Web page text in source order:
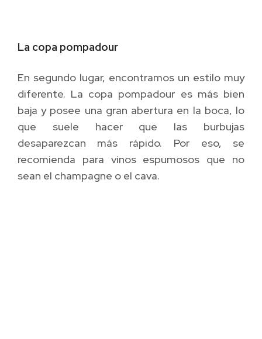
La copa pompadour
En segundo lugar, encontramos un estilo muy
diferente. La copa pompadour es más bien
baja y posee una gran abertura en la boca, lo
que suele hacer que las burbujas
desaparezcan más rápido. Por eso, se
recomienda para vinos espumosos que no
sean el champagne o el cava.